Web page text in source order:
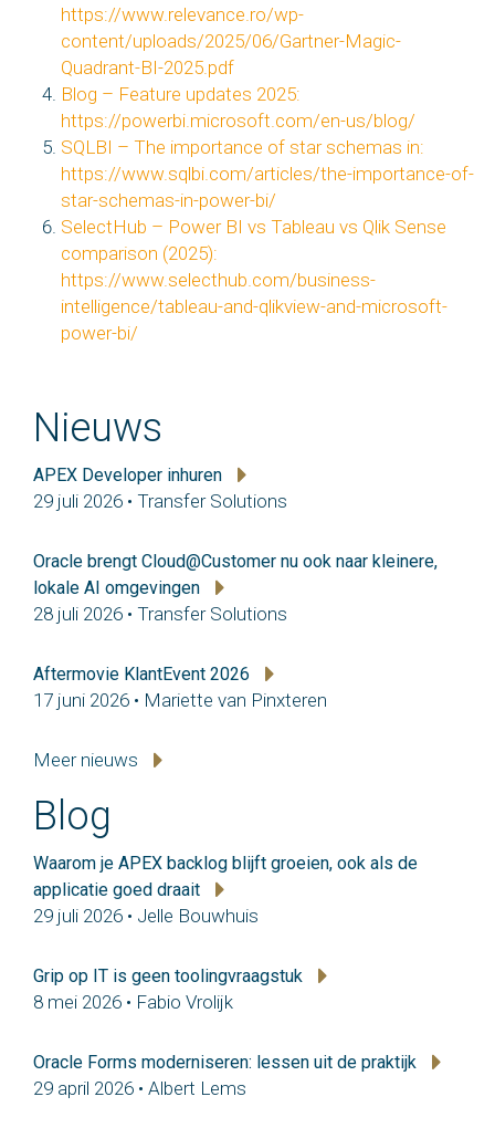
https://www.relevance.ro/wp-
content/uploads/2025/06/Gartner-Magic-
Quadrant-BI-2025.pdf
Blog – Feature updates 2025:
https://powerbi.microsoft.com/en-us/blog/
SQLBI – The importance of star schemas in:
https://www.sqlbi.com/articles/the-importance-of-
star-schemas-in-power-bi/
SelectHub – Power BI vs Tableau vs Qlik Sense
comparison (2025):
https://www.selecthub.com/business-
intelligence/tableau-and-qlikview-and-microsoft-
power-bi/
Nieuws
APEX Developer inhuren
29 juli 2026 • Transfer Solutions
Oracle brengt Cloud@Customer nu ook naar kleinere,
lokale AI omgevingen
28 juli 2026 • Transfer Solutions
Aftermovie KlantEvent 2026
17 juni 2026 • Mariette van Pinxteren
Meer nieuws
Blog
Waarom je APEX backlog blijft groeien, ook als de
applicatie goed draait
29 juli 2026 • Jelle Bouwhuis
Grip op IT is geen toolingvraagstuk
8 mei 2026 • Fabio Vrolijk
Oracle Forms moderniseren: lessen uit de praktijk
29 april 2026 • Albert Lems